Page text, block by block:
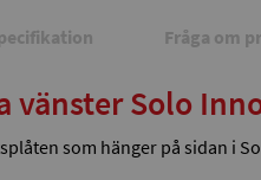
Fråga om
vänster Solo
som hänger på sidan i